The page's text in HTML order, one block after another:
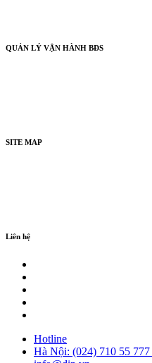
QUẢN LÝ VẬN HÀNH BĐS
SITE MAP
Liên hệ
Hotline
Hà Nội: (024) 710 55 777